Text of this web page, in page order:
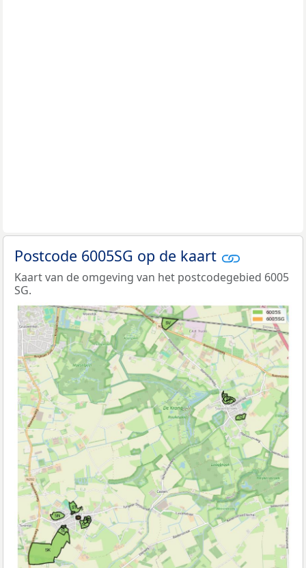
Postcode 6005SG op de kaart
Kaart van de omgeving van het postcodegebied 6005
SG.